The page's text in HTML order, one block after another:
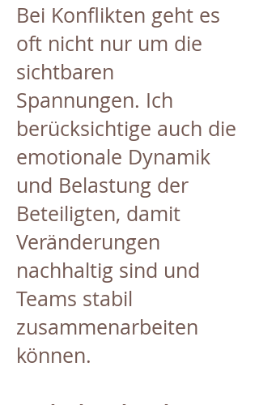
Bei Konflikten geht es
oft nicht nur um die
sichtbaren
Spannungen. Ich
berücksichtige auch die
emotionale Dynamik
und Belastung der
Beteiligten, damit
Veränderungen
nachhaltig sind und
Teams stabil
zusammenarbeiten
können.